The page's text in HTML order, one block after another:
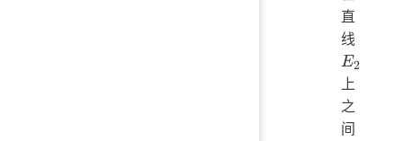
直
线
E2
上
之
间